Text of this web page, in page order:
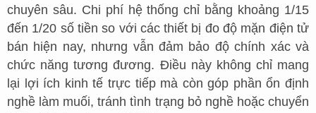
chuyên sâu. Chi phí hệ thống chỉ bằng khoảng 1/15
đến 1/20 số tiền so với các thiết bị đo độ mặn điện tử
bán hiện nay, nhưng vẫn đảm bảo độ chính xác và
chức năng tương đương. Điều này không chỉ mang
lại lợi ích kinh tế trực tiếp mà còn góp phần ổn định
nghề làm muối, tránh tình trạng bỏ nghề hoặc chuyển